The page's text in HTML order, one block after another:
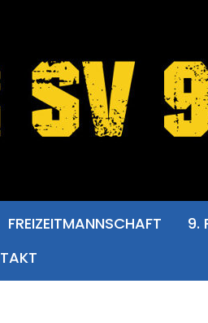
FREIZEITMANNSCHAFT 9.